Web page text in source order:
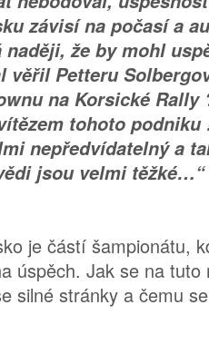
závisí na počasí a
naději, že by mohl
věřil Petteru
na Korsické
tohoto podniku
nepředvídatelný a
jsou velmi těžké…“
je částí šampionátu,
úspěch. Jak se na
silné stránky a čemu